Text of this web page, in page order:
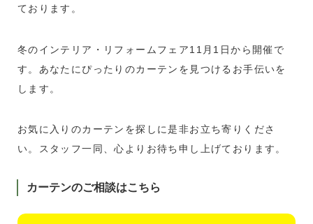
ております。
冬のインテリア・リフォームフェア11月1日から開催で
す。あなたにぴったりのカーテンを見つけるお手伝いを
します。
お気に入りのカーテンを探しに是非お立ち寄りくださ
い。スタッフ一同、心よりお待ち申し上げております。
カーテンのご相談はこちら